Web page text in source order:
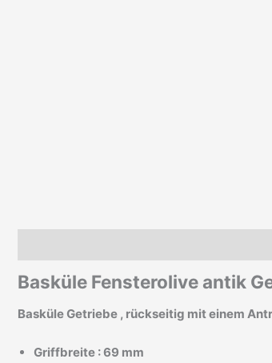
Basküle Fensterolive antik
Basküle Getriebe , rückseitig mit einem
Griffbreite : 69 mm